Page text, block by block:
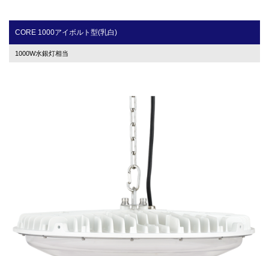
CORE 1000アイボルト型(乳白)
1000W水銀灯相当